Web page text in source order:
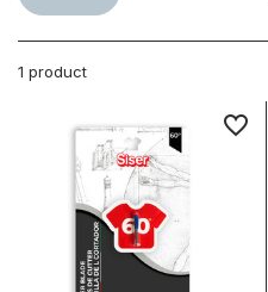
1 product